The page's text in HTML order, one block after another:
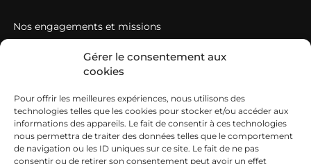
Gérer le consentement aux
cookies
Pour offrir les meilleures expériences, nous utilisons des
technologies telles que les cookies pour stocker et/ou accéder aux
informations des appareils. Le fait de consentir à ces technologies
nous permettra de traiter des données telles que le comportement
de navigation ou les ID uniques sur ce site. Le fait de ne pas
consentir ou de retirer son consentement peut avoir un effet
Nos engagements et missions
Les chiffres clés des Cuma en Bretagne
DÉCOUVRIR LES CUMA
Comment rejoindre une Cuma ?
Les règles de fonctionnement d’une Cuma
CUMA ET EMPLOI